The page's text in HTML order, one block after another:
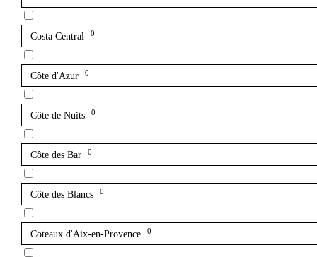
Costa Central 0
Côte d'Azur 0
Côte de Nuits 0
Côte des Bar 0
Côte des Blancs 0
Coteaux d'Aix-en-Provence 0